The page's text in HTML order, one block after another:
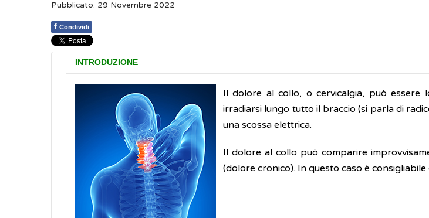
Pubblicato: 29 Novembre 2022
f Condividi
INTRODUZIONE
Il dolore al collo, o cervicalgia, può essere
irradiarsi lungo tutto il braccio (si parla di
una scossa elettrica.
Il dolore al collo può comparire
(dolore cronico). In questo caso è